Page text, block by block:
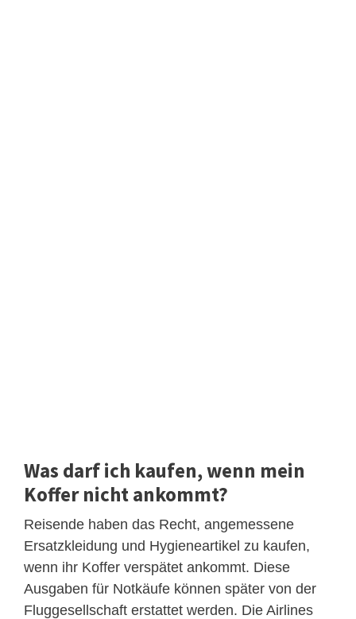
Was darf ich kaufen, wenn mein
Koffer nicht ankommt?
Reisende haben das Recht, angemessene
Ersatzkleidung und Hygieneartikel zu kaufen,
wenn ihr Koffer verspätet ankommt. Diese
Ausgaben für Notkäufe können später von der
Fluggesellschaft erstattet werden. Die Airlines